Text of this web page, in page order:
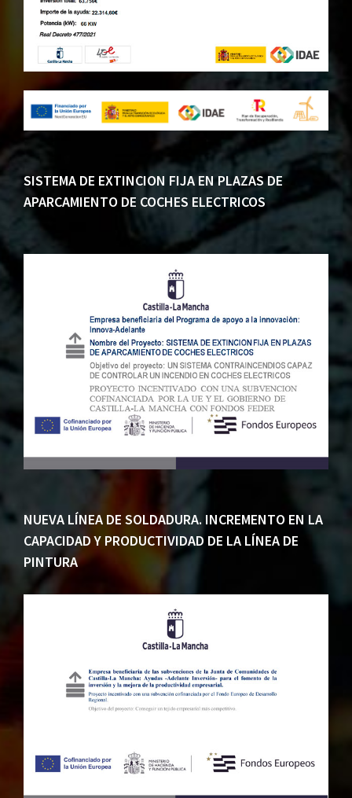
SISTEMA DE EXTINCION FIJA EN PLAZAS DE
APARCAMIENTO DE COCHES ELECTRICOS
NUEVA LÍNEA DE SOLDADURA. INCREMENTO EN LA
CAPACIDAD Y PRODUCTIVIDAD DE LA LÍNEA DE
PINTURA